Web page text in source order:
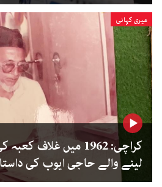
میری کہانی
کراچی: 1962 میں غلاف
لینے والے حاجی ایوب کی